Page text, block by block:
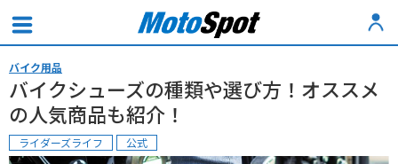
バイク用品
バイクシューズの種類や選び方！オススメ
の人気商品も紹介！
ライダーズライフ 公式